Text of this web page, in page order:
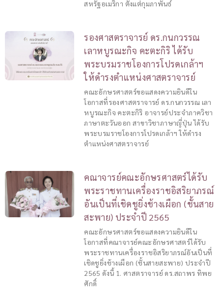
สหรัฐอเมริกา ตั้งแต่กุมภาพันธ์
รองศาสตราจารย์ ดร.กนกวรรณ
เลาหบูรณะกิจ คะตะกิริ ได้รับ
พระบรมราชโองการโปรดเกล้าฯ
ให้ดำรงตำแหน่งศาสตราจารย์
คณะอักษรศาสตร์ขอแสดงความยินดีใน
โอกาสที่รองศาสตราจารย์ ดร.กนกวรรณ เลา
หบูรณะกิจ คะตะกิริ อาจารย์ประจำภาควิชา
ภาษาตะวันออก สาขาวิชาภาษาญี่ปุ่น ได้รับ
พระบรมราชโองการโปรดเกล้าฯ ให้ดำรง
ตำแหน่งศาสตราจารย์
คณาจารย์คณะอักษรศาสตร์ได้รับ
พระราชทานเครื่องราชอิสริยาภรณ์
อันเป็นที่เชิดชูยิ่งช้างเผือก (ชั้นสาย
สะพาย) ประจำปี 2565
คณะอักษรศาสตร์ขอแสดงความยินดีใน
โอกาสที่คณาจารย์คณะอักษรศาสตร์ได้รับ
พระราชทานเครื่องราชอิสริยาภรณ์อันเป็นที่
เชิดชูยิ่งช้างเผือก (ชั้นสายสะพาย) ประจำปี
2565 ดังนี้ 1. ศาสตราจารย์ ดร.สถาพร ทิพย
ศักดิ์